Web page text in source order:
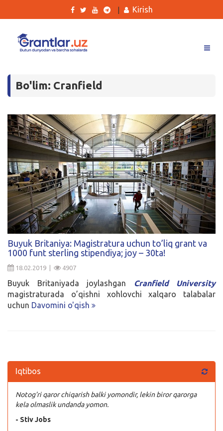
Tanlovlar
Kurslar
Blog
Yana
Qidirish
Kirish
Kirish
Bo'lim: Cranfield
Buyuk Britaniya: Magistratura uchun to’liq grant va
1000 funt sterling stipendiya; joy – 30ta!
18.02.2019 | 4907
Buyuk Britaniyada joylashgan
Cranfield University
magistraturada o’qishni xohlovchi xalqaro talabalar
uchun Davomini o'qish
Iqtibos
Notog’ri qaror chiqarish balki yomondir, lekin biror qarorga
kela olmaslik undanda yomon.
- Stiv Jobs